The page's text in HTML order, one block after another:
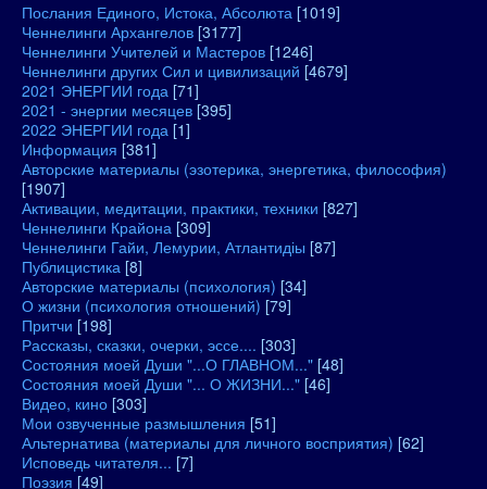
Послания Единого, Истока, Абсолюта [1019]
Ченнелинги Архангелов [3177]
Ченнелинги Учителей и Мастеров [1246]
Ченнелинги других Сил и цивилизаций [4679]
2021 ЭНЕРГИИ года [71]
2021 - энергии месяцев [395]
2022 ЭНЕРГИИ года [1]
Информация [381]
Авторские материалы (эзотерика, энергетика, философия)
[1907]
Активации, медитации, практики, техники [827]
Ченнелинги Крайона [309]
Ченнелинги Гайи, Лемурии, Атлантидіы [87]
Публицистика [8]
Авторские материалы (психология) [34]
О жизни (психология отношений) [79]
Притчи [198]
Рассказы, сказки, очерки, эссе.... [303]
Состояния моей Души "...О ГЛАВНОМ..." [48]
Состояния моей Души "... О ЖИЗНИ..." [46]
Видео, кино [303]
Мои озвученные размышления [51]
Альтернатива (материалы для личного восприятия) [62]
Исповедь читателя... [7]
Поэзия [49]